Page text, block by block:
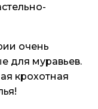
очень
для муравьев.
крохотная